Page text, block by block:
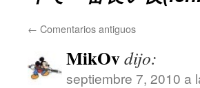
← Comentarios antiguos
MikOvdijo:
septiembre 7, 2010 a